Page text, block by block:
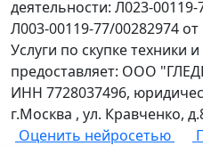
деятельности: Л023-
Л003-00119-77/00282974 от
Услуги по скупке техники
предоставляет: ООО
ИНН 7728037496,
г.Москва , ул. Кравченко,
Оценить нейросетью